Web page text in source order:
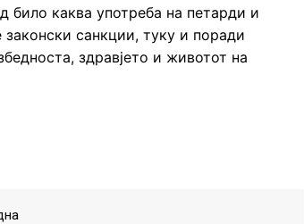
било каква употреба на петарди и
санкции, туку и поради
здравјето и животот на